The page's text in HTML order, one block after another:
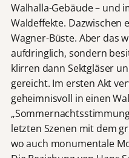
Walhalla-Gebäude – und
Waldeffekte.
Wagner-Büste. Aber das
aufdringlich, sondern
klirren dann Sektgläser
gereicht. Im ersten Akt
geheimnisvoll in einen
letzten Szenen mit dem
wo auch monumentale